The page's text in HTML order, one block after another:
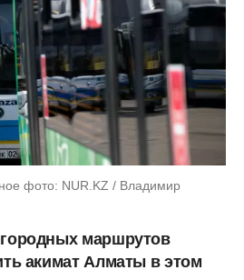
фото: NUR.KZ / Владимир
маршрутов
акимат Алматы в этом